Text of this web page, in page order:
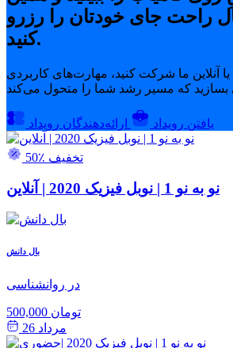
راحت جای خودتان را رزرو
کنید.
آنلاین ما شرکت کنید، مهارت‌های کاربردی
یافتن رویداد ارائه‌دهندگان رویداد
50٪ تخفیف
نو به نو 1 | نوبل فیزیک 2020 | آنلاین
بال دانش
در روانشناسی
500,000 تومان
مرداد 26